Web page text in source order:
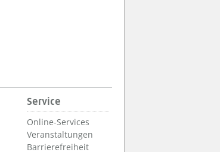
Service
Online-Services
Veranstaltungen
Barrierefreiheit